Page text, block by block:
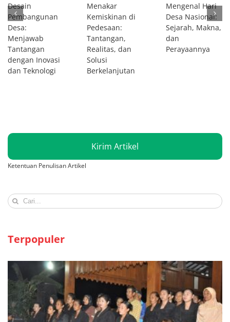
Desain
Pembangunan
Desa:
Menjawab
Tantangan
dengan Inovasi
dan Teknologi
Menakar
Kemiskinan di
Pedesaan:
Tantangan,
Realitas, dan
Solusi
Berkelanjutan
Mengenal Hari
Desa Nasional:
Sejarah, Makna,
dan
Perayaannya
Kirim Artikel
Ketentuan Penulisan Artikel
Search
for:
Terpopuler